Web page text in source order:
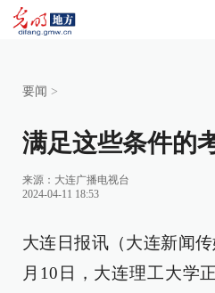
要闻 >
满足这些条件的
来源： 大连广播电视台
2024-04-11 18:53
大连日报讯（大连新闻
月10日，大连理工大学